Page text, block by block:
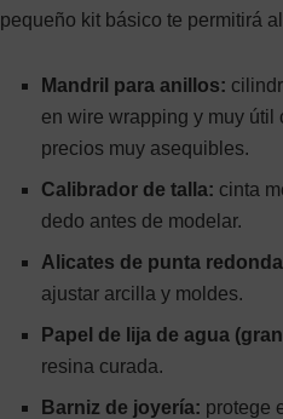
pequeño kit básico te permitirá
Mandril para anillos:
en wire wrapping y muy
precios muy asequibles.
Calibrador de talla: cinta
dedo antes de modelar.
Alicates de punta
ajustar arcilla y moldes.
Papel de lija de agua
resina curada.
Barniz de joyería: protege